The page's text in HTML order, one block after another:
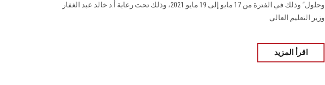
وحلول“ وذلك في الفترة من 17 مايو إلى 19 مايو 2021، وذلك تحت رعاية أ.د خالد عبد الغفار
وزير التعليم العالي
اقرأ المزيد